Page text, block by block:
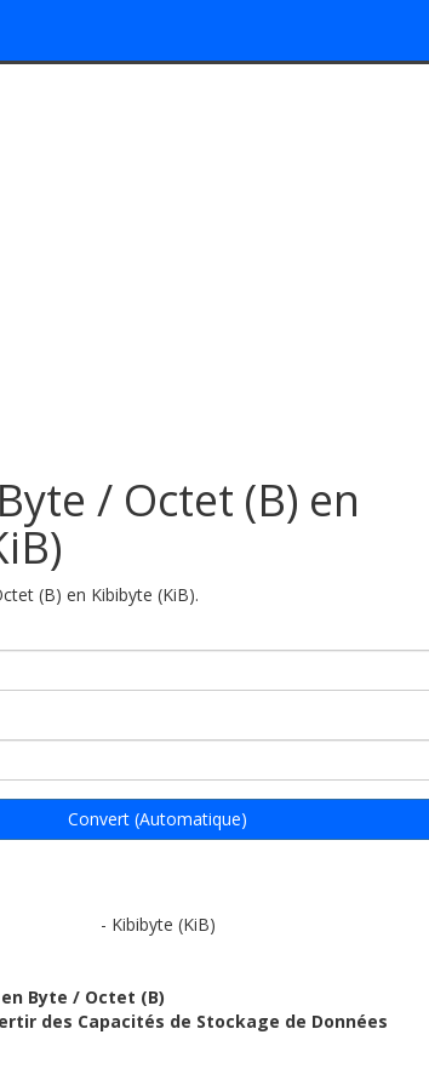
/ Octet (B) en
(B) en Kibibyte (KiB).
Convert (Automatique)
- Kibibyte (KiB)
Byte / Octet (B)
des Capacités de Stockage de Données